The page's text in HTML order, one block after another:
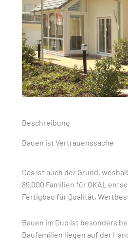
Beschreibung
Bauen ist Vertrauenssache
Das ist auch der Grund,
89.000 Familien für OKAL
Fertigbau für Qualität,
Bauen im Duo ist besonders
Baufamilien liegen auf der